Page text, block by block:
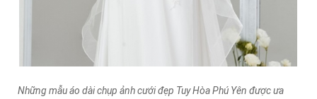
Những mẫu áo dài chụp ảnh cưới đẹp Tuy Hòa Phú Yên được ưa